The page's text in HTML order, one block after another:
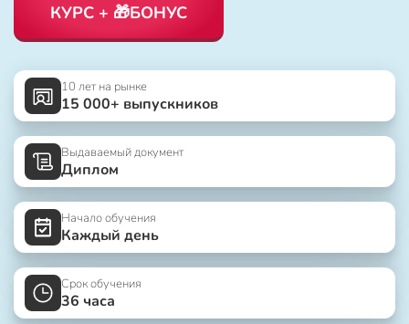
КУРС + 🎁БОНУС
10 лет на рынке
15 000+ выпускников
Выдаваемый документ
Диплом
Начало обучения
Каждый день
Срок обучения
36 часа